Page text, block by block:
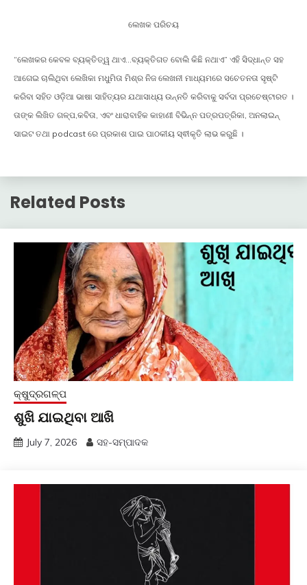
ଲେଖକ ପରିଚୟ
“ଲେଖକର କେବଳ ବ୍ୟକ୍ତିତ୍ୱ ଥାଏ…ବ୍ୟକ୍ତିଗତ ବୋଲି କିଛି ନଥାଏ” ଏହି ସିଦ୍ଧାନ୍ତ ସହ
ଆଗେଇ ଚାଲିଥିବା ଲେଖିକା ମଧୁମିତା ମିଶ୍ର ନିଜ ଲେଖନୀ ମାଧ୍ୟମରେ ସଚେତନତା ସୃଷ୍ଟି
କରିବା ସହିତ ଓଡ଼ିଆ ଭାଷା ସାହିତ୍ୟର ଯଥାସାଧ୍ୟ ଉନ୍ନତି କରିବାକୁ ସର୍ବଦା ପ୍ରଚେଷ୍ଟାରତ ।
ତାଙ୍କ ଲିଖିତ ଗଳ୍ପ,କବିତା, ଏବଂ ଧାରାବାହିକ କାହାଣୀ ବିଭିନ୍ନ ପତ୍ରପତ୍ରିକା, ଅନଲାଇନ୍
ସାଇଟ ତଥା podcast ରେ ପ୍ରକାଶ ପାଇ ପାଠକୀୟ ସ୍ଵୀକୃତି ଲାଭ କରୁଛି ।
Related Posts
କ୍ଷୁଦ୍ରଗଳ୍ପ
ଶୁଖି ଯାଇଥିବା ଆଖି
July 7, 2026 ସହ-ସମ୍ପାଦକ